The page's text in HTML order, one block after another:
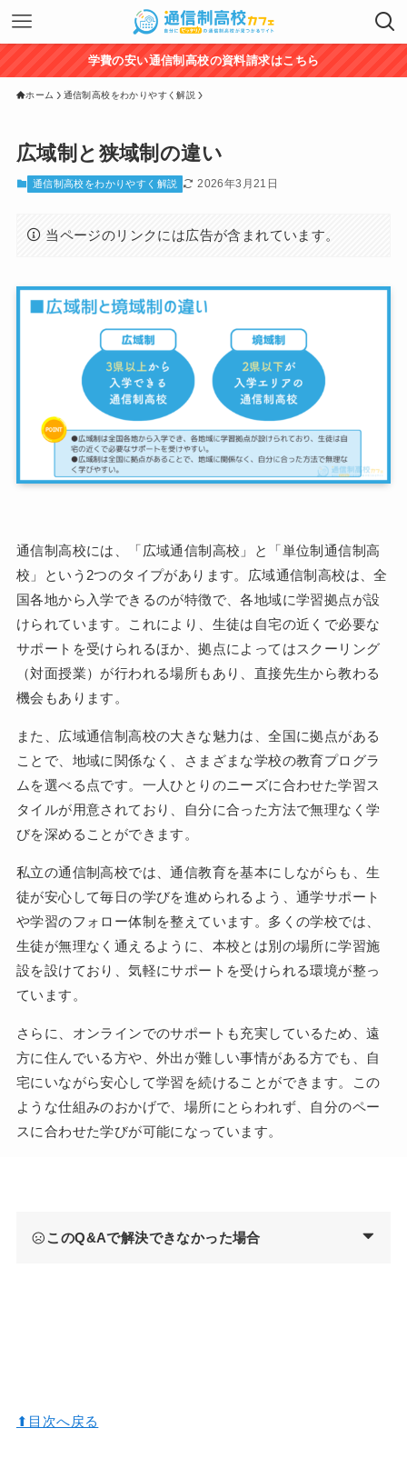
学費の安い通信制高校の資料請求はこちら
ホーム 通信制高校をわかりやすく解説
広域制と狭域制の違い
通信制高校をわかりやすく解説 2026年3月21日
当ページのリンクには広告が含まれています。
通信制高校には、「広域通信制高校」と「単位制通信制高
校」という2つのタイプがあります。広域通信制高校は、全
国各地から入学できるのが特徴で、各地域に学習拠点が設
けられています。これにより、生徒は自宅の近くで必要な
サポートを受けられるほか、拠点によってはスクーリング
（対面授業）が行われる場所もあり、直接先生から教わる
機会もあります。
また、広域通信制高校の大きな魅力は、全国に拠点がある
ことで、地域に関係なく、さまざまな学校の教育プログラ
ムを選べる点です。一人ひとりのニーズに合わせた学習ス
タイルが用意されており、自分に合った方法で無理なく学
びを深めることができます。
私立の通信制高校では、通信教育を基本にしながらも、生
徒が安心して毎日の学びを進められるよう、通学サポート
や学習のフォロー体制を整えています。多くの学校では、
生徒が無理なく通えるように、本校とは別の場所に学習施
設を設けており、気軽にサポートを受けられる環境が整っ
ています。
さらに、オンラインでのサポートも充実しているため、遠
方に住んでいる方や、外出が難しい事情がある方でも、自
宅にいながら安心して学習を続けることができます。この
ような仕組みのおかげで、場所にとらわれず、自分のペー
スに合わせた学びが可能になっています。
このQ&Aで解決できなかった場合
⬆︎目次へ戻る